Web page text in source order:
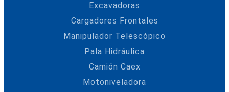
Excavadoras
Cargadores Frontales
Manipulador Telescópico
Pala Hidráulica
Camión Caex
Motoniveladora